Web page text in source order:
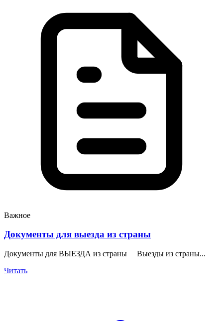
Важное
Документы для выезда из страны
Документы для ВЫЕЗДА из страны Выезды из страны...
Читать